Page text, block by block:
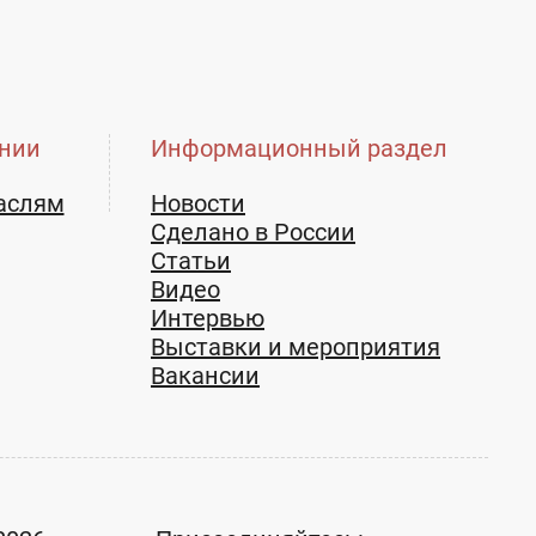
Информационный раздел
Новости
Сделано в России
Статьи
Видео
Интервью
Выставки и мероприятия
Вакансии